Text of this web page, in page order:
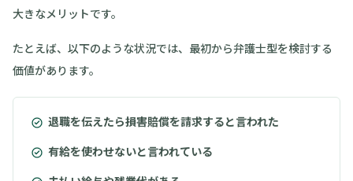
大きなメリットです。
たとえば、以下のような状況では、最初から弁護士型を検討する
価値があります。
退職を伝えたら損害賠償を請求すると言われた
有給を使わせないと言われている